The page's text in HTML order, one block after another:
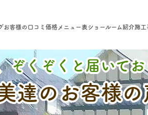
お客様の口コミ 価格メニュー表 ショールーム紹介施工
ぞくぞくと届いて
達のお客様の